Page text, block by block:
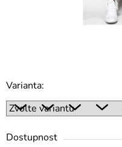
Varianta:
Dostupnost